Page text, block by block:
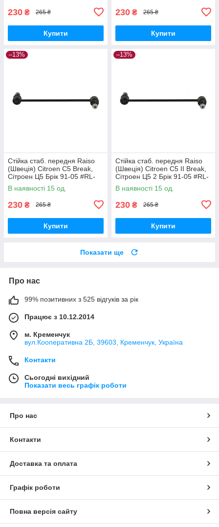
230 ₴ 265 ₴
Купити
230 ₴ 265 ₴
Купити
–13%
Стійка стаб. передня Raiso
(Швеція) Citroen C5 Break,
Сітроен Ц5 Брік 91-05 #RL-
138860V UAVEXLV17
В наявності 15 од.
230 ₴ 265 ₴
Купити
–13%
Стійка стаб. передня Raiso
(Швеція) Citroen C5 II Break,
Сітроен Ц5 2 Брік 91-05 #RL-
138860V UADNZPA17
В наявності 15 од.
230 ₴ 265 ₴
Купити
Показати ще
Про нас
99% позитивних з 525 відгуків за рік
Працює з 10.12.2014
м. Кременчук
вул.Кооперативна 2Б, 39603, Кременчук, Україна
Контакти
Сьогодні вихідний
Показати весь графік роботи
Про нас
Контакти
Доставка та оплата
Графік роботи
Повна версія сайту